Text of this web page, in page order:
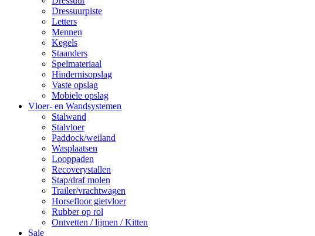
Dressuurpiste
Letters
Mennen
Kegels
Staanders
Spelmateriaal
Hindernisopslag
Vaste opslag
Mobiele opslag
Vloer- en Wandsystemen
Stalwand
Stalvloer
Paddock/weiland
Wasplaatsen
Looppaden
Recoverystallen
Stap/draf molen
Trailer/vrachtwagen
Horsefloor gietvloer
Rubber op rol
Ontvetten / lijmen / Kitten
Sale